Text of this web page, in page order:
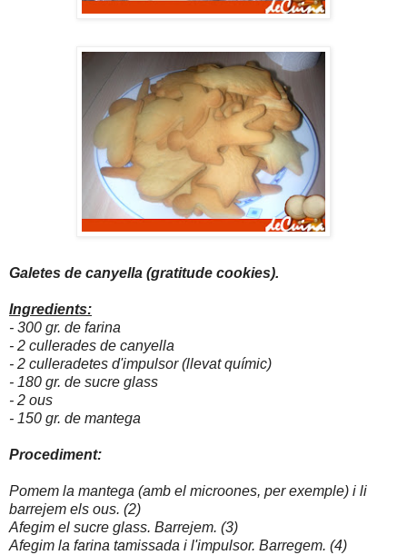
Galetes de canyella (gratitude cookies).
Ingredients:
- 300 gr. de farina
- 2 cullerades de canyella
- 2 culleradetes d'impulsor (llevat químic)
- 180 gr. de sucre glass
- 2 ous
- 150 gr. de mantega
Procediment:
Pomem la mantega (amb el microones, per exemple) i li
barrejem els ous. (2)
Afegim el sucre glass. Barrejem. (3)
Afegim la farina tamissada i l'impulsor. Barregem. (4)